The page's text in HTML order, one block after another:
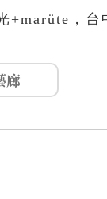
+marüte，台
廊